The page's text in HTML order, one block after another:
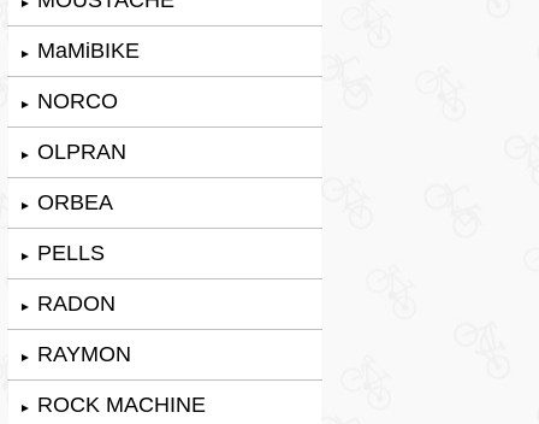
► MaMiBIKE
► NORCO
► OLPRAN
► ORBEA
► PELLS
► RADON
► RAYMON
► ROCK MACHINE